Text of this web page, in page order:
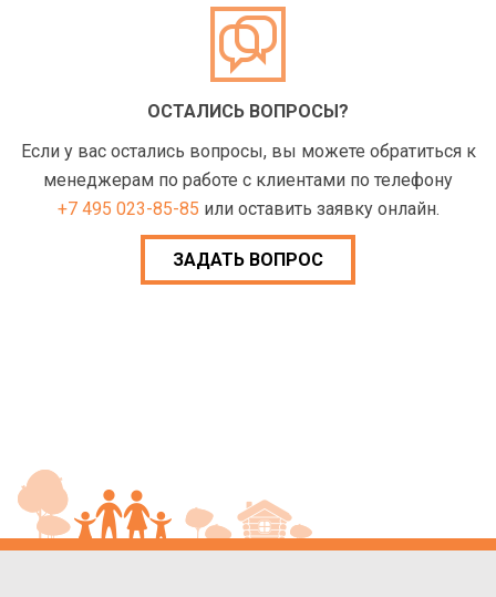
ОСТАЛИСЬ ВОПРОСЫ?
Если у вас остались вопросы, вы можете обратиться к
менеджерам по работе с клиентами по телефону
+7 495 023-85-85 или оставить заявку онлайн.
ЗАДАТЬ ВОПРОС